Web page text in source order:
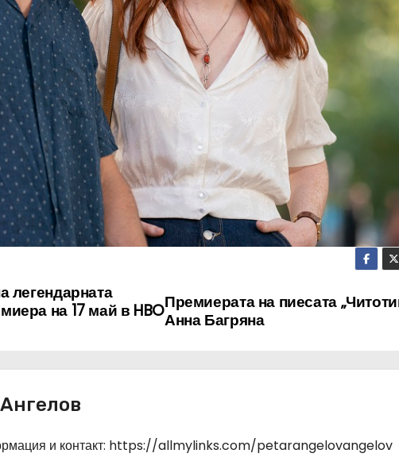
Премиерата на пиесата
Анна Багряна
легендарната
на 17 май в HBO
и контакт: https://allmylinks.com/petarangelovangelov